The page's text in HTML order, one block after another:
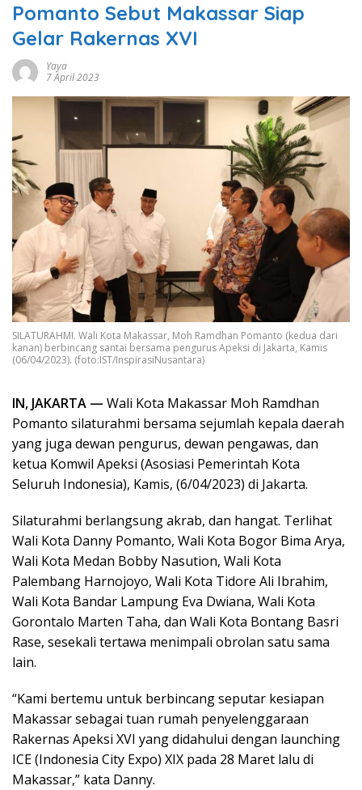
Pomanto Sebut Makassar Siap
Gelar Rakernas XVI
Yaya
7 April 2023
SILATURAHMI. Wali Kota Makassar, Moh Ramdhan Pomanto (kedua dari
kanan) berbincang santai bersama pengurus Apeksi di Jakarta, Kamis
(06/04/2023). (foto:IST/InspirasiNusantara)
IN, JAKARTA — Wali Kota Makassar Moh Ramdhan
Pomanto silaturahmi bersama sejumlah kepala daerah
yang juga dewan pengurus, dewan pengawas, dan
ketua Komwil Apeksi (Asosiasi Pemerintah Kota
Seluruh Indonesia), Kamis, (6/04/2023) di Jakarta.
Silaturahmi berlangsung akrab, dan hangat. Terlihat
Wali Kota Danny Pomanto, Wali Kota Bogor Bima Arya,
Wali Kota Medan Bobby Nasution, Wali Kota
Palembang Harnojoyo, Wali Kota Tidore Ali Ibrahim,
Wali Kota Bandar Lampung Eva Dwiana, Wali Kota
Gorontalo Marten Taha, dan Wali Kota Bontang Basri
Rase, sesekali tertawa menimpali obrolan satu sama
lain.
“Kami bertemu untuk berbincang seputar kesiapan
Makassar sebagai tuan rumah penyelenggaraan
Rakernas Apeksi XVI yang didahului dengan launching
ICE (Indonesia City Expo) XIX pada 28 Maret lalu di
Makassar,” kata Danny.